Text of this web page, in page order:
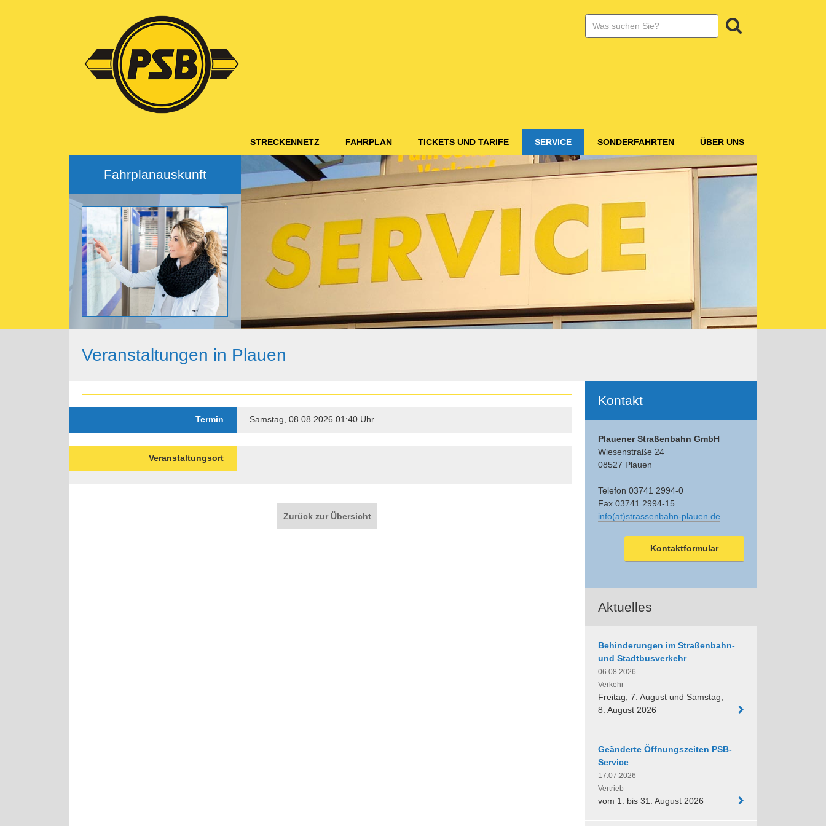
STRECKENNETZ FAHRPLAN TICKETS UND TARIFE SERVICE SONDERFAHRTEN ÜBER UNS
Fahrplanauskunft
Veranstaltungen in Plauen
Termin Samstag, 08.08.2026 01:40 Uhr
Veranstaltungsort
Zurück zur Übersicht
Kontakt
Plauener Straßenbahn GmbH
Wiesenstraße 24
08527 Plauen
Telefon 03741 2994-0
Fax 03741 2994-15
info(at)strassenbahn-plauen.de
Kontaktformular
Aktuelles
Behinderungen im Straßenbahn-
und Stadtbusverkehr
06.08.2026
Verkehr
Freitag, 7. August und Samstag,
8. August 2026
Geänderte Öffnungszeiten PSB-
Service
17.07.2026
Vertrieb
vom 1. bis 31. August 2026